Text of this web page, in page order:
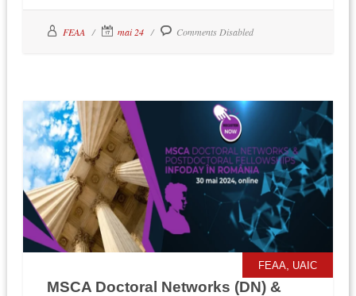
FEAA mai 24 Comments Disabled
FEAA UAIC
MSCA Doctoral Networks (DN) &